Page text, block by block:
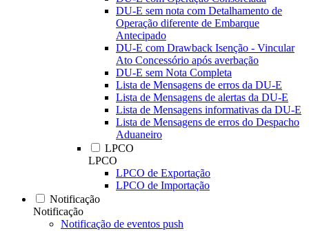
DU-E sem nota com Detalhamento de
Operação diferente de Embarque
Antecipado
DU-E com Drawback Isenção - Vincular
Ato Concessório após averbação
DU-E sem Nota Completa
Lista de Mensagens de erros da DU-E
Lista de Mensagens de alertas da DU-E
Lista de Mensagens informativas da DU-E
Lista de Mensagens de erros do Despacho
Aduaneiro
LPCO
LPCO
LPCO de Exportação
LPCO de Importação
Notificação
Notificação
Notificação de eventos push